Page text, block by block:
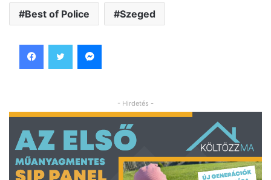
Best of Police Szeged
- Hirdetés -